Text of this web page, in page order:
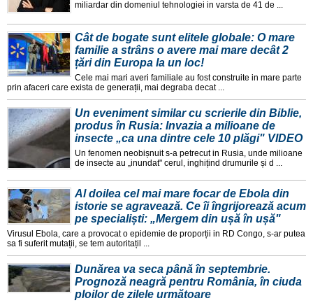
miliardar din domeniul tehnologiei in varsta de 41 de ...
Cât de bogate sunt elitele globale: O mare
familie a strâns o avere mai mare decât 2
țări din Europa la un loc!
Cele mai mari averi familiale au fost construite in mare parte
prin afaceri care exista de generații, mai degraba decat ...
Un eveniment similar cu scrierile din Biblie,
produs în Rusia: Invazia a milioane de
insecte „ca una dintre cele 10 plăgi" VIDEO
Un fenomen neobișnuit s-a petrecut in Rusia, unde milioane
de insecte au „inundat" cerul, inghițind drumurile și d ...
Al doilea cel mai mare focar de Ebola din
istorie se agravează. Ce îi îngrijorează acum
pe specialiști: „Mergem din ușă în ușă"
Virusul Ebola, care a provocat o epidemie de proporții in RD Congo, s-ar putea
sa fi suferit mutații, se tem autoritațil ...
Dunărea va seca până în septembrie.
Prognoză neagră pentru România, în ciuda
ploilor de zilele următoare